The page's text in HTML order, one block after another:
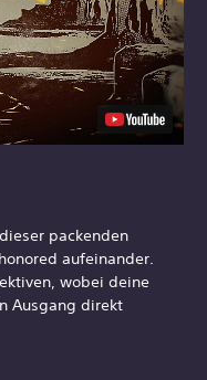
packenden
aufeinander.
wobei deine
Ausgang direkt